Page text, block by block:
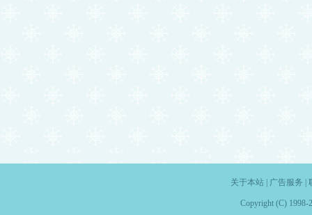
关于本站| 广告服务
Copyright (C) 1998-